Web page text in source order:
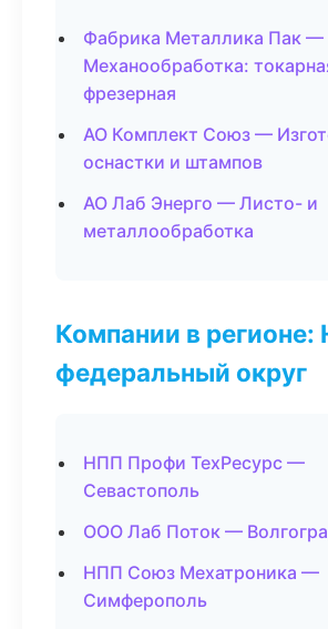
Фабрика Металлика Пак —
Механообработка:
фрезерная
АО Комплект Союз —
оснастки и штампов
АО Лаб Энерго — Листо- и
металлообработка
Компании в
федеральный округ
НПП Профи ТехРесурс —
Севастополь
ООО Лаб Поток —
НПП Союз Мехатроника —
Симферополь